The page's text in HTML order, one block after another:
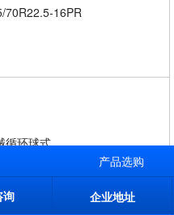
70R22.5-16PR
循环球式
产品选购
询 企业地址